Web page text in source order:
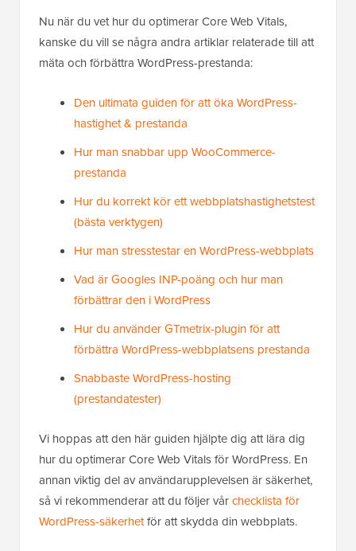
Nu när du vet hur du optimerar Core Web Vitals,
kanske du vill se några andra artiklar relaterade till att
mäta och förbättra WordPress-prestanda:
Den ultimata guiden för att öka WordPress-
hastighet & prestanda
Hur man snabbar upp WooCommerce-
prestanda
Hur du korrekt kör ett webbplatshastighetstest
(bästa verktygen)
Hur man stresstestar en WordPress-webbplats
Vad är Googles INP-poäng och hur man
förbättrar den i WordPress
Hur du använder GTmetrix-plugin för att
förbättra WordPress-webbplatsens prestanda
Snabbaste WordPress-hosting
(prestandatester)
Vi hoppas att den här guiden hjälpte dig att lära dig
hur du optimerar Core Web Vitals för WordPress. En
annan viktig del av användarupplevelsen är säkerhet,
så vi rekommenderar att du följer vårchecklista för
WordPress-säkerhetför att skydda din webbplats.